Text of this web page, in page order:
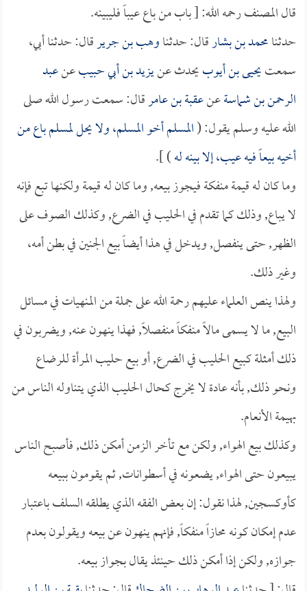
قال المصنف رحمه الله: [ باب من باع عيباً فليبينه.
حدثنامحمد بن بشارقال: حدثناوهب بن جريرقال: حدثنا أبي،
سمعتيحيى بن أيوبيحدث عنيزيد بن أبي حبيبعنعبد
الرحمن بن شماسةعنعقبة بن عامرقال: سمعت رسول الله صلى
الله عليه وسلم يقول: (المسلم أخو المسلم، ولا يحل لمسلم باع من
أخيه بيعاً فيه عيب، إلا بينه له) ].
وما كان له قيمة منفكة فيجوز بيعه, وما كان له قيمة ولكنها تبع فإنه
لا يباع, وذلك كما تقدم في الحليب في الضرع, وكذلك الصوف على
الظهر, حتى ينفصل, ويدخل في هذا أيضاً بيع الجنين في بطن أمه،
وغير ذلك.
ولهذا ينص العلماء عليهم رحمة الله على جملة من المنهيات في مسائل
البيع, ما لا يسمى مالاً منفكاً منفصلاً, فهذا ينهون عنه, ويضربون في
ذلك أمثلة كبيع الحليب في الضرع, أو بيع حليب المرأة للرضاع
ونحو ذلك, بأنه عادة لا يخرج كحال الحليب الذي يتناوله الناس من
بهيمة الأنعام.
وكذلك بيع الهواء, ولكن مع تأخر الزمن أمكن ذلك, فأصبح الناس
يبيعون حتى الهواء, يضعونه في أسطوانات, ثم يقومون ببيعه
كأوكسجين, لهذا نقول: إن بعض الفقه الذي يطلقه السلف باعتبار
عدم إمكان كونه محازاً منفكاً, فإنهم ينهون عن بيعه ويقولون بعدم
جوازه, ولكن إذا أمكن ذلك حينئذ يقال بجواز بيعه.